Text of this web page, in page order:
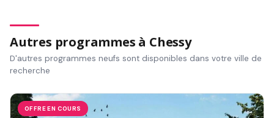
Autres programmes à Chessy
D'autres programmes neufs sont disponibles dans votre ville de
recherche
OFFRE EN COURS